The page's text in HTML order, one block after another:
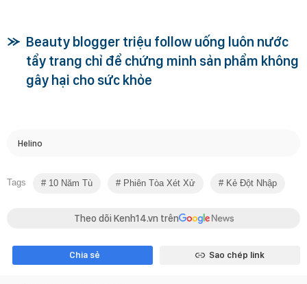
Beauty blogger triệu follow uống luôn nước
tẩy trang chỉ để chứng minh sản phẩm không
gây hại cho sức khỏe
Helino
Tags 10 Năm Tù Phiên Tòa Xét Xử Kẻ Đột Nhập
Theo dõi Kenh14.vn trên
Chia sẻ Sao chép link